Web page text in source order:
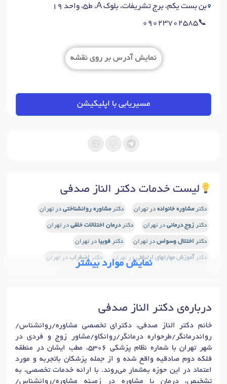
بن بست یکم، برج تشریفات، بلوک A، ط۵، واحد ۱۹
📞09023702585
نمایش آدرس بر روی نقشه
مسیریابی با اپلیکیشن
لیست خدمات دکتر الناز صدفی
دکترمشاوره خانواده در تهران دکترمشاوره روانشناختی در تهران
دکتر زوج درمانی در تهران دکتردرمان اختلالات خلقی در تهران
دکتر اختلال وسواس در تهران دکتر فوبیا در تهران
دکتر آموزش مهارتهای ارتباطیدر تهران دکتر اضطراب در تهران
دکتر اختلال خوابدر تهران دکتر اختلال شخصیت
دکتر افسردگی در تهران دکترافسردگی پس از زایماندر تهران
دکتردرمان اختلالات اضطرابی و استرسدر تهران
دکتر اضطراب های فکریدر تهران دکتر خودکشی در تهران
دکترافسردگی های مزمن و شدید در تهران دکتروسواس فکریدر تهران
نمایش موارد بیشتر
درباره‌ی دکتر الناز صدفی
خانم دکتر الناز صدفی، دکترای تخصصی مشاوره/روانشناس/
رواندرمانگر/طرحواره درمانگر/روانکاو/مشاور زوج و فردی در
شهر تهران با شماره نظام پزشکی 5306، مطب ایشان در منطقه
فلکه دوم صادقیه واقع شده و از جمله پزشکان باتجربه و مورد
اعتماد در این حوزه به‌شمار می‌روند. با ارائه خدمات تخصصی، به
تشخیص، درمان یا مشاوره در زمینه مشاوره/روانشناس/